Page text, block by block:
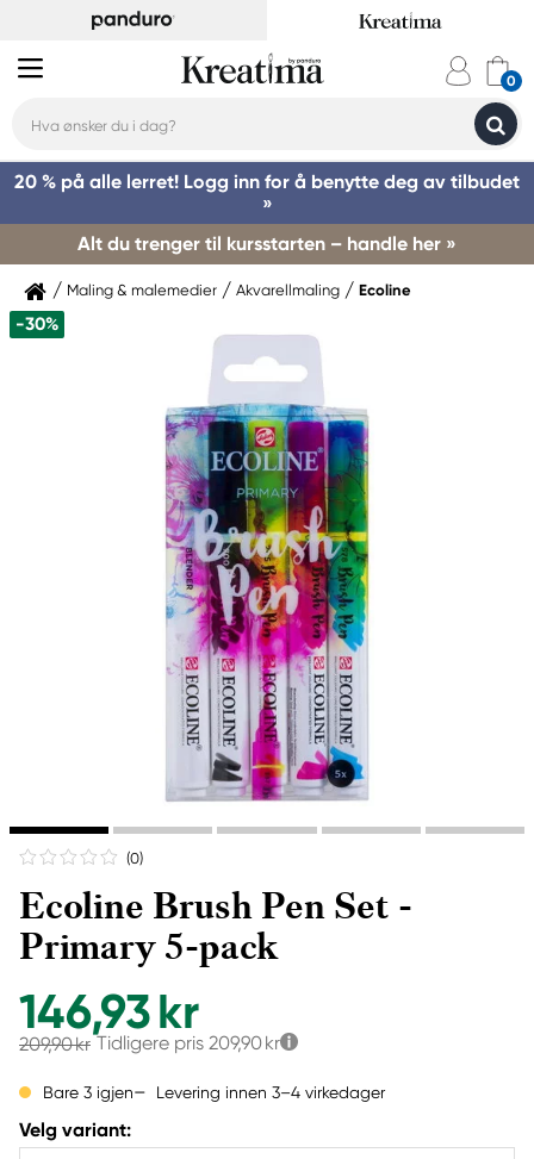
20 % på alle lerret! Logg inn for å benytte deg av tilbudet
»
Alt du trenger til kursstarten – handle her »
Maling & malemedier Akvarellmaling Ecoline
-30%
(0)
Ecoline Brush Pen Set -
Primary 5-pack
146,93 kr
209,90 kr Tidligere pris 209,90 kr
Bare 3 igjen Levering innen 3–4 virkedager
Velg variant: